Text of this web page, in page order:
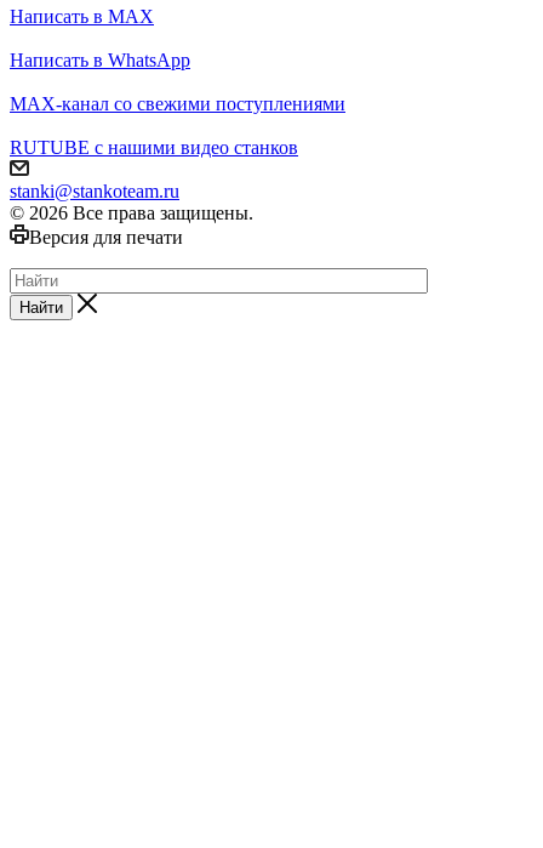
Написать в MAX
Написать в WhatsApp
MAX-канал со свежими поступлениями
RUTUBE с нашими видео станков
stanki@stankoteam.ru
© 2026 Все права защищены.
Версия для печати
Найти